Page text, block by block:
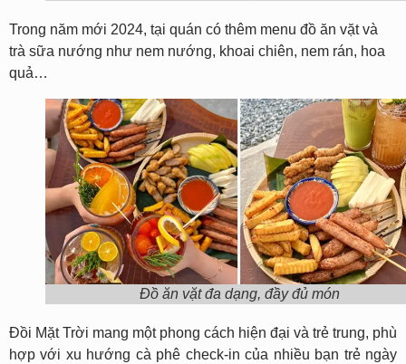
Trong năm mới 2024, tại quán có thêm menu đồ ăn vặt và
trà sữa nướng như nem nướng, khoai chiên, nem rán, hoa
quả…
Đồ ăn vặt đa dạng, đầy đủ món
Đồi Mặt Trời mang một phong cách hiện đại và trẻ trung, phù
hợp với xu hướng cà phê check-in của nhiều bạn trẻ ngày